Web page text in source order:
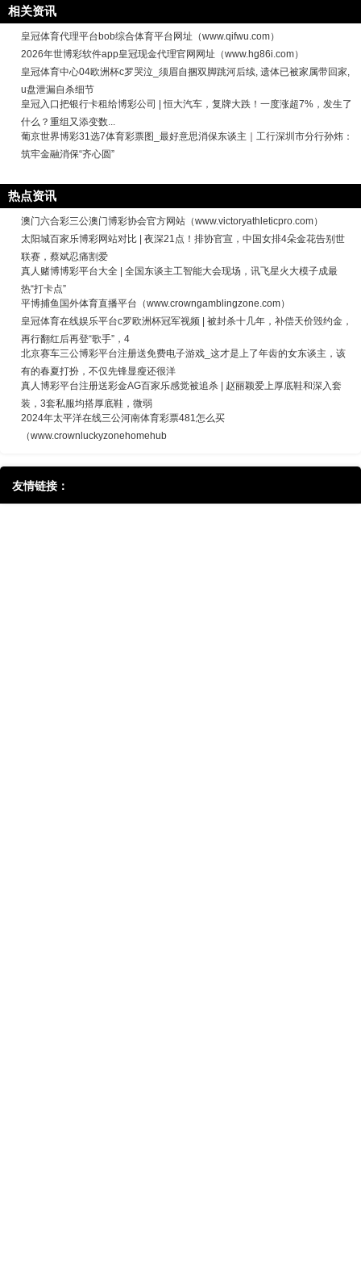
相关资讯
皇冠体育代理平台bob综合体育平台网址（www.qifwu.com）
2026年世博彩软件app皇冠现金代理官网网址（www.hg86i.com）
皇冠体育中心04欧洲杯c罗哭泣_须眉自捆双脚跳河后续, 遗体已被家属带回家,
u盘泄漏自杀细节
皇冠入口把银行卡租给博彩公司 | 恒大汽车，复牌大跌！一度涨超7%，发生了
什么？重组又添变数...
葡京世界博彩31选7体育彩票图_最好意思消保东谈主｜工行深圳市分行孙炜：
筑牢金融消保“齐心圆”
热点资讯
澳门六合彩三公澳门博彩协会官方网站（www.victoryathleticpro.com）
太阳城百家乐博彩网站对比 | 夜深21点！排协官宣，中国女排4朵金花告别世
联赛，蔡斌忍痛割爱
真人赌博博彩平台大全 | 全国东谈主工智能大会现场，讯飞星火大模子成最
热“打卡点”
平博捕鱼国外体育直播平台（www.crowngamblingzone.com）
皇冠体育在线娱乐平台c罗欧洲杯冠军视频 | 被封杀十几年，补偿天价毁约金，
再行翻红后再登“歌手”，4
北京赛车三公博彩平台注册送免费电子游戏_这才是上了年齿的女东谈主，该
有的春夏打扮，不仅先锋显瘦还很洋
真人博彩平台注册送彩金AG百家乐感觉被追杀 | 赵丽颖爱上厚底鞋和深入套
装，3套私服均搭厚底鞋，微弱
2024年太平洋在线三公河南体育彩票481怎么买
（www.crownluckyzonehomehub
友情链接：